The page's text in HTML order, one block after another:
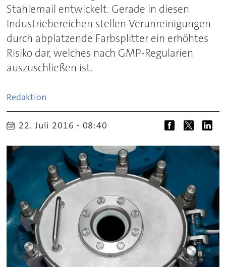
Stahlemail entwickelt. Gerade in diesen
Industriebereichen stellen Verunreinigungen
durch abplatzende Farbsplitter ein erhöhtes
Risiko dar, welches nach GMP-Regularien
auszuschließen ist.
Redaktion
22. Juli 2016 - 08:40